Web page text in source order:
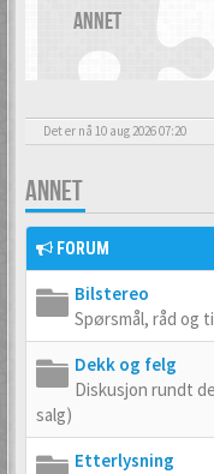
ANNET
Det er nå 10 aug 2026 07:20
ANNET
FORUM
Bilstereo
Spørsmål, råd og
Dekk og felg
Diskusjon rundt
salg)
Etterlysning